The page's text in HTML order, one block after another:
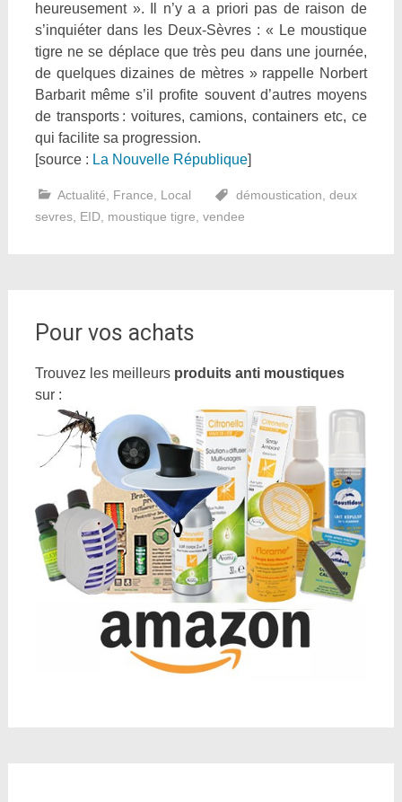
heureusement ». Il n’y a a priori pas de raison de
s’inquiéter dans les Deux-Sèvres : « Le moustique
tigre ne se déplace que très peu dans une journée,
de quelques dizaines de mètres » rappelle Norbert
Barbarit même s’il profite souvent d’autres moyens
de transports : voitures, camions, containers etc, ce
qui facilite sa progression.
[source : La Nouvelle République]
Actualité France Local démoustication deux
sevres, EID, moustique tigre vendee
Pour vos achats
Trouvez les meilleurs produits anti moustiques
sur :